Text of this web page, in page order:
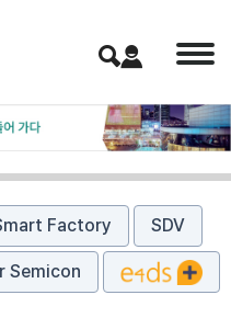
Factory SDV
Semicon